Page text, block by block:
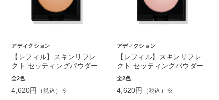
アディクション
【レフィル】スキンリフレ
クト セッティングパウダー
全2色
4,620円 （税込）※
アディクション
【レフィル】スキンリフレ
クト セッティングパウダー
全2色
4,620円 （税込）※